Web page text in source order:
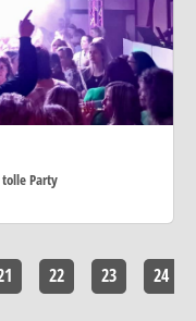
Party
22 23 24